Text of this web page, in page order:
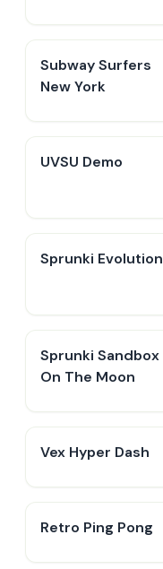
Subway Surfers
New York
UVSU Demo
Sprunki Evolution
Sprunki Sandbox
On The Moon
Vex Hyper Dash
Retro Ping Pong